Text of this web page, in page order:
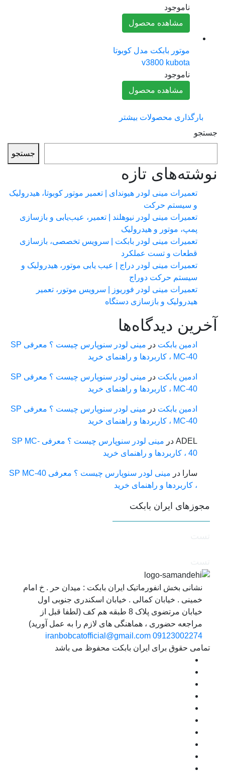
ناموجود
مشاهده محصول
موتور بابکت مدل کوبوتا
v3800 kubota
ناموجود
مشاهده محصول
بارگذاری محصولات بیشتر
جستجو
تازه
تعمیرات مینی لودر هیوندای | تعمیر موتور کوبوتا، هیدرولیک
و سیستم حرکت
تعمیرات مینی لودر نیوهلند | تعمیر، عیب‌یابی و بازسازی
پمپ، موتور و هیدرولیک
تعمیرات مینی لودر بابکت | سرویس تخصصی، بازسازی
قطعات و تست عملکرد
تعمیرات مینی لودر دراج | عیب یابی موتور، هیدرولیک و
سیستم حرکت دوراج
تعمیرات مینی لودر فوریوز | سرویس موتور، تعمیر
هیدرولیک و بازسازی دستگاه
دیدگاه‌ها
ادمین بابکتدر
مینی لودر سنوپارس چیست ؟ معرفی SP
MC-40 ، کاربردها و راهنمای خرید
ادمین بابکتدر
مینی لودر سنوپارس چیست ؟ معرفی SP
MC-40 ، کاربردها و راهنمای خرید
ادمین بابکتدر
مینی لودر سنوپارس چیست ؟ معرفی SP
MC-40 ، کاربردها و راهنمای خرید
ADEL در
مینی لودر سنوپارس چیست ؟ معرفی SP MC-
در
مینی لودر سنوپارس چیست ؟ معرفی SP MC-40
، کاربردها و راهنمای خرید
ایران بابکت
نشانی بخش انفورماتیک ایران بابکت : میدان حر . خ امام
خمینی . خیابان کمالی . خیابان اسکندری جنوبی اول
خیابان مرتضوی پلاک 8 طبقه هم کف (لطفا قبل از
مراجعه حضوری ، هماهنگی های لازم را به عمل آورید)
09123002274
iranbobcatofficial@gmail.com
حقوق برای ایران بابکت محفوظ می باشد